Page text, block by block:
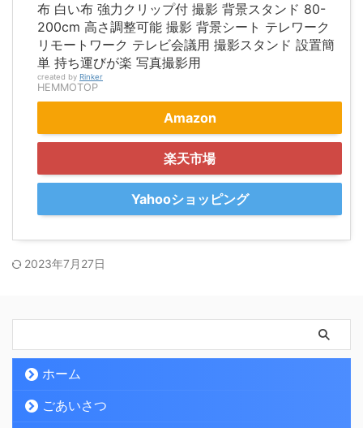
布 白い布 強力クリップ付 撮影 背景スタンド 80-
200cm 高さ調整可能 撮影 背景シート テレワーク
リモートワーク テレビ会議用 撮影スタンド 設置簡
単 持ち運びが楽 写真撮影用
created by Rinker
HEMMOTOP
Amazon
楽天市場
Yahooショッピング
2023年7月27日
ホーム
ごあいさつ